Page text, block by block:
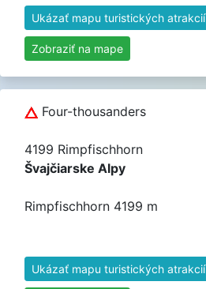
Ukázať mapu turistických atrakcií
Zobraziť na mape
Four-thousanders
4199 Rimpfischhorn
Švajčiarske Alpy
Rimpfischhorn 4199 m
Ukázať mapu turistických atrakcií